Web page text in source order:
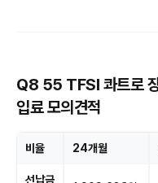
Q8 55 TFSI 콰트로
입료 모의견적
비율 24개월
선납금